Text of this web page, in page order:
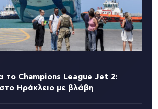
το Champions League Jet 2:
Ηράκλειο με βλάβη